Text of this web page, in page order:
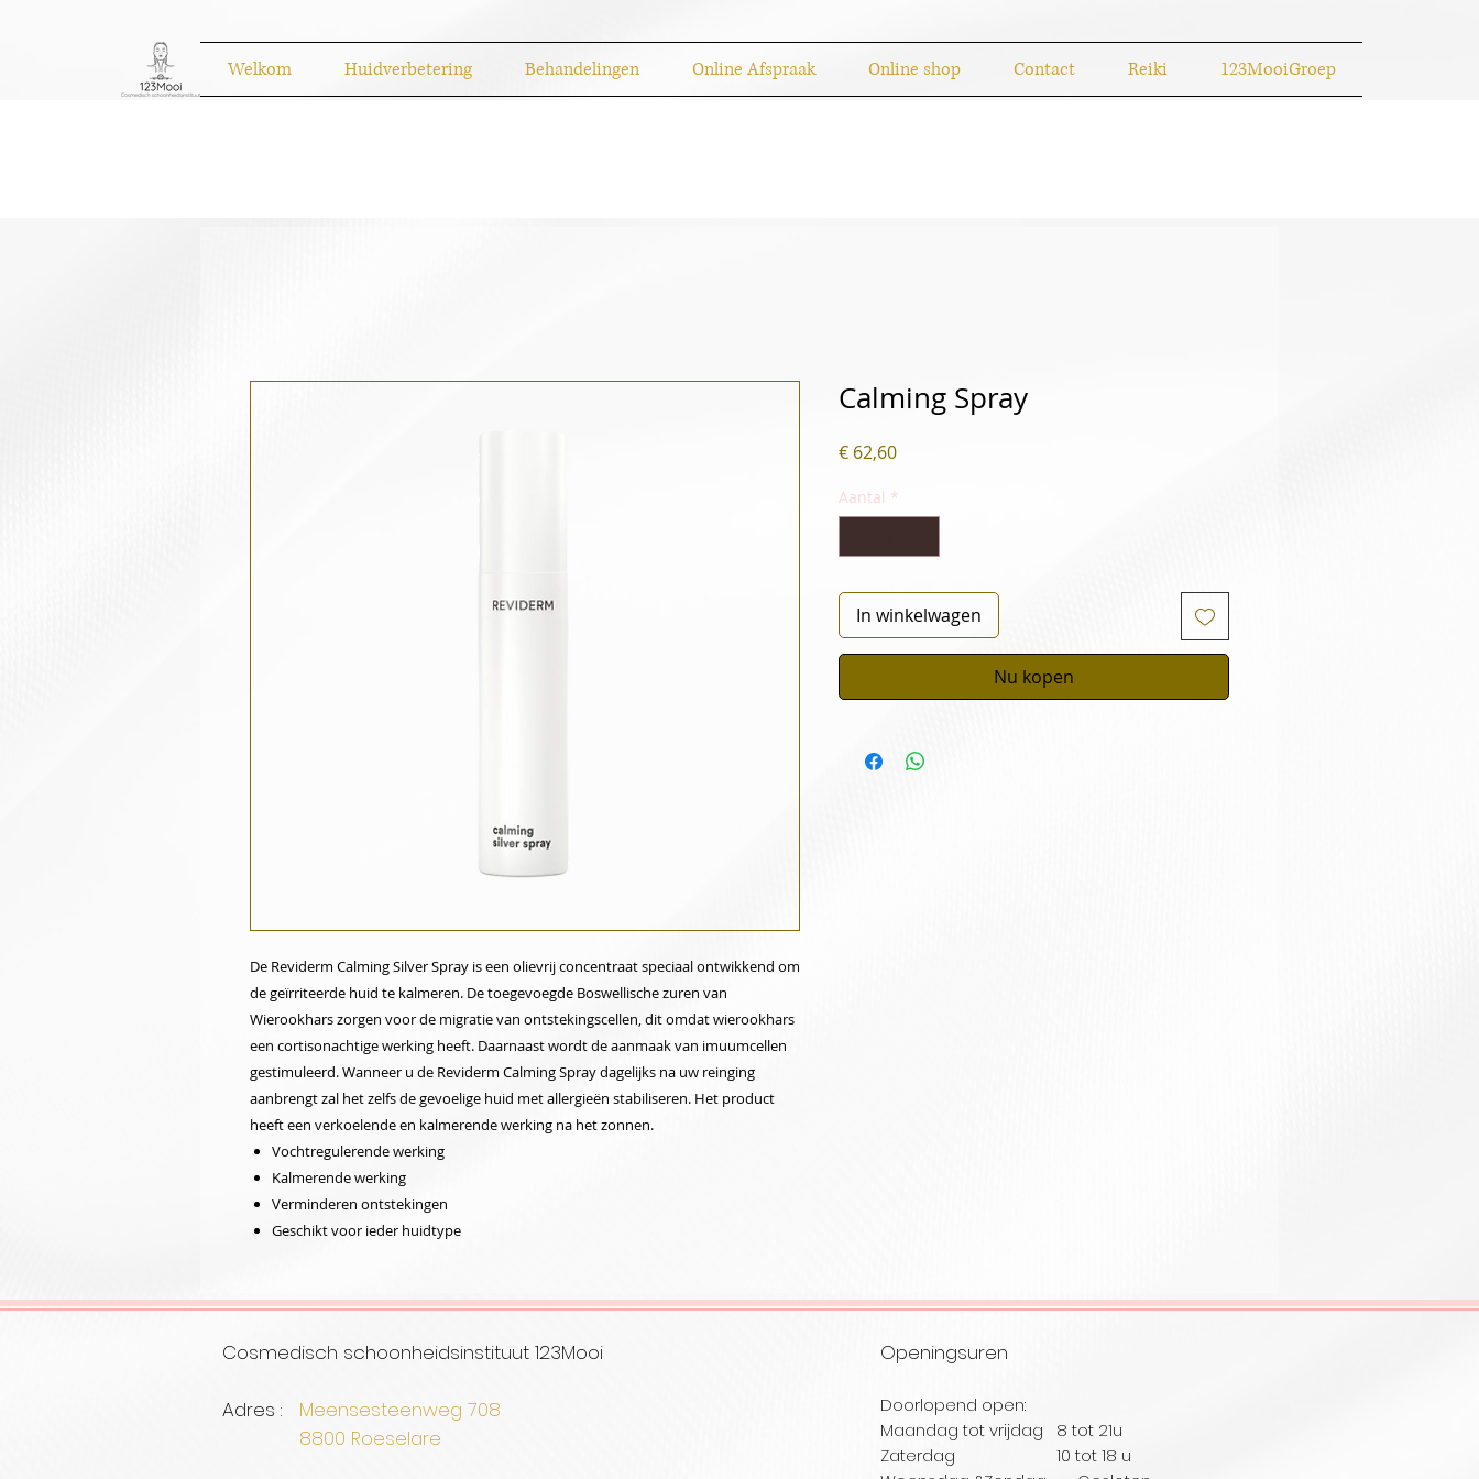
Welkom Huidverbetering Behandelingen Online Afspraak Online shop Contact Reiki 123MooiGroep
De Reviderm Calming Silver Spray is een olievrij concentraat speciaal ontwikkend om
de geïrriteerde huid te kalmeren. De toegevoegde Boswellische zuren van
Wierookhars zorgen voor de migratie van ontstekingscellen, dit omdat wierookhars
een cortisonachtige werking heeft. Daarnaast wordt de aanmaak van imuumcellen
gestimuleerd. Wanneer u de Reviderm Calming Spray dagelijks na uw reinging
aanbrengt zal het zelfs de gevoelige huid met allergieën stabiliseren. Het product
heeft een verkoelende en kalmerende werking na het zonnen.
Vochtregulerende werking
Kalmerende werking
Verminderen ontstekingen
Geschikt voor ieder huidtype
Calming Spray
€ 62,60Prijs
Aantal *
In winkelwagen
Nu kopen
Cosmedisch schoonheidsinstituut 123Mooi
Adres :
Meensesteenweg 708
8800 Roeselare
Openingsuren
Doorlopend open:
Maandag tot vrijdag 8 tot 21u
Zaterdag 10tot 18 u